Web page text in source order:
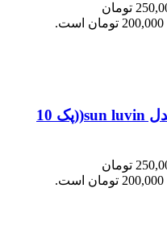
قیمت اصلی 250,000 تومان
ساشه سولار امرالد بی مدل sun luvin((پک 10
قیمت اصلی 250,000 تومان